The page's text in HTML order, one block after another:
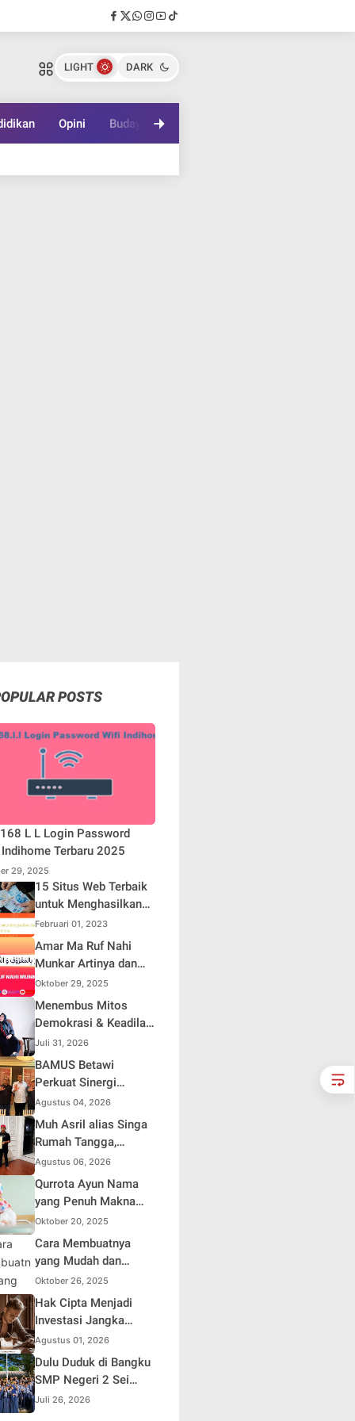
LIGHT DARK
Opini Budaya
POSTS
L L Login Password
Terbaru 2025
29, 2025
15 Situs Web Terbaik
untuk Menghasilkan
Uang Online
Februari 01, 2023
Amar Ma Ruf Nahi
Munkar Artinya dan
Maknanya dalam
Islam
Oktober 29, 2025
Menembus Mitos
Demokrasi & Keadilan
Sosial: Adv. Fara
Fariha Rodliyana
Soroti Distorsi
Simpati Publik dan
Aksi Main Hakim
Sendiri
Juli 31, 2026
BAMUS Betawi
Perkuat Sinergi
dengan Polda Metro
Jaya, Tegaskan
Komitmen Menjaga
Jakarta Aman, Damai,
dan Kondusif Jelang
HUT ke-81 Republik
Indonesia
Agustus 04, 2026
Muh Asril alias Singa
Rumah Tangga,
Kreator Kocak yang
Jago Bikin Kisah
Suami Takut Istri Jadi
Hiburan
Agustus 06, 2026
Qurrota Ayun Nama
yang Penuh Makna
dalam Kehidupan
Muslim Indonesia
Oktober 20, 2025
Cara Membuatnya
yang Mudah dan
Efisien untuk Pemula
Oktober 26, 2025
Hak Cipta Menjadi
Investasi Jangka
Panjang bagi Penulis
Buku
Agustus 01, 2026
Dulu Duduk di Bangku
SMP Negeri 2 Sei
Rampah, Kini Penulis
Juli 26, 2026